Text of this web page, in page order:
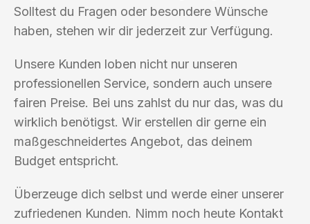
Solltest du Fragen oder besondere Wünsche
haben, stehen wir dir jederzeit zur Verfügung.
Unsere Kunden loben nicht nur unseren
professionellen Service, sondern auch unsere
fairen Preise. Bei uns zahlst du nur das, was du
wirklich benötigst. Wir erstellen dir gerne ein
maßgeschneidertes Angebot, das deinem
Budget entspricht.
Überzeuge dich selbst und werde einer unserer
zufriedenen Kunden. Nimm noch heute Kontakt